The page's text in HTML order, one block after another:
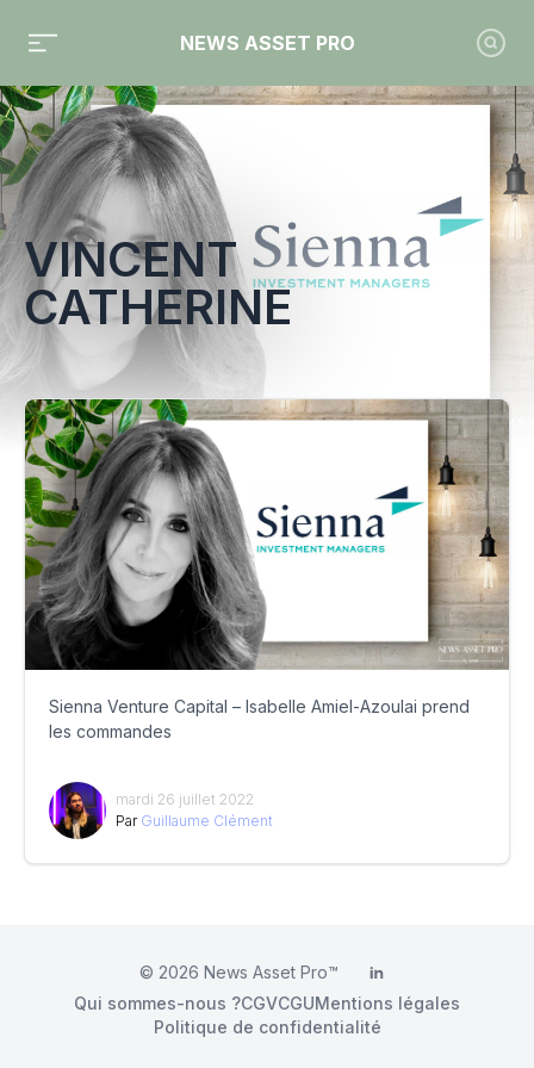
NEWS ASSET PRO
Toute l'actualité sur le tag "Vincent Catherine"
VINCENT
CATHERINE
Sienna Venture Capital – Isabelle Amiel-Azoulai prend
les commandes
mardi 26 juillet 2022
Par Guillaume Clément
© 2026 News Asset Pro™ LinkedIn
Qui sommes-nous ?CGVCGUMentions légales
Politique de confidentialité